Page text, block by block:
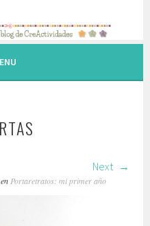
Next
en Portaretratos: mi primer año